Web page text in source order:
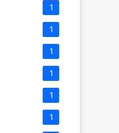
1
1
1
1
1
1